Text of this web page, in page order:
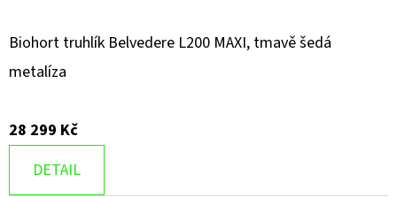
Biohort truhlík Belvedere L200 MAXI, tmavě šedá
metalíza
28 299 Kč
DETAIL